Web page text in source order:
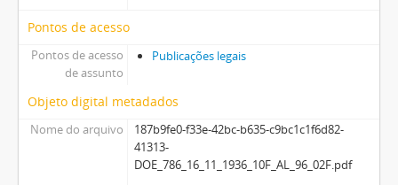
Pontos de acesso
Pontos de acesso
de assunto
Publicações legais
Objeto digital metadados
Nome do arquivo
187b9fe0-f33e-42bc-b635-c9bc1c1f6d82-
41313-
DOE_786_16_11_1936_10F_AL_96_02F.pdf